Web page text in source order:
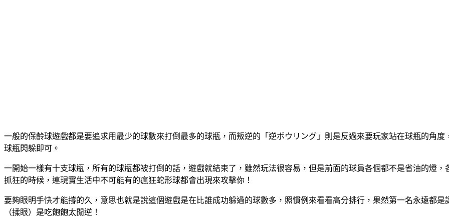
一般的保齡球遊戲都是要追求用最少的球數來打倒最多的球瓶，而叛逆的「逆ボウリング」則是反過來要玩家站在球瓶的角
球瓶閃躲即可。
一開始一樣有十支球瓶，所有的球瓶都被打倒的話，遊戲就結束了，雖然玩法很容易，但是前面的球員各個都不是省油的燈
抓狂的時候，連現實生活中不可能有的瘋狂蛇形球都會出現來攻擊你！
要夠眼明手快才能撐的久，意思也就是說這個遊戲是在比誰成功躲過的球數多，照慣例來看看高分排行，果然第一名永遠都
（揉眼）是吃飽飽太閒逆！